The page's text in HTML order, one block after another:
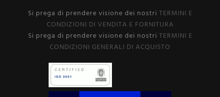
Si prega di prendere visione dei nostri TERMINI E
CONDIZIONI DI VENDITA E FORNITURA
Si prega di prendere visione dei nostri TERMINI E
CONDIZIONI GENERALI DI ACQUISTO